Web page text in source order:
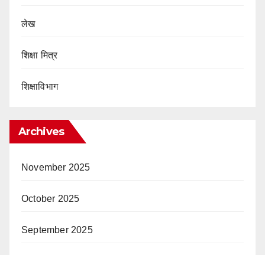
लेख
शिक्षा मित्र
शिक्षाविभाग
Archives
November 2025
October 2025
September 2025